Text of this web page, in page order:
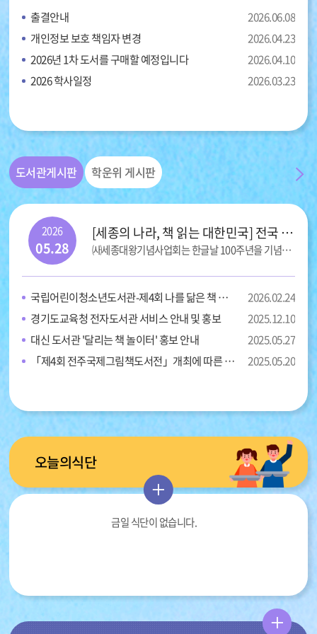
출결안내
2026.06.08
개인정보 보호 책임자 변경
2026.04.23
2026년 1차 도서를 구매할 예정입니다
2026.04.10
2026 학사일정
2026.03.23
도서관게시판
[세종의 나라, 책 읽는 대한민국] 전국 독서 감상문 대회 홍보
㈔세종대왕기념사업회는 한글날 100주년을 기념하여 전 국민의 올바른 독서 문화를 정착시키고자[세종의 나라, 책 읽는 대한민국] 전국 독서감상문 대회를 개최합니다.
2026
05.28
국립어린이청소년도서관-제4회 나를 닮은 책 속의 얼굴 그림 공모전 참가 안내
2026.02.24
경기도교육청 전자도서관 서비스 안내 및 홍보
2025.12.10
대신 도서관 '달리는 책 놀이터' 홍보 안내
2025.05.27
「제4회 전주국제그림책도서전」개최에 따른 홍보
2025.05.20
학운위 게시판
오늘의식단
금일 식단이 없습니다.
더
보
더